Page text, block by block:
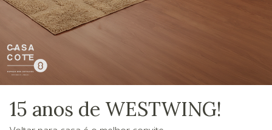
15 anos de WESTWING!